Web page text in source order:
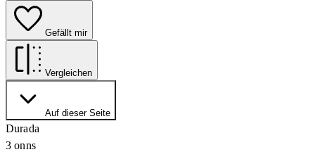
Gefällt mir
Vergleichen
Auf dieser Seite
Durada
3 onns